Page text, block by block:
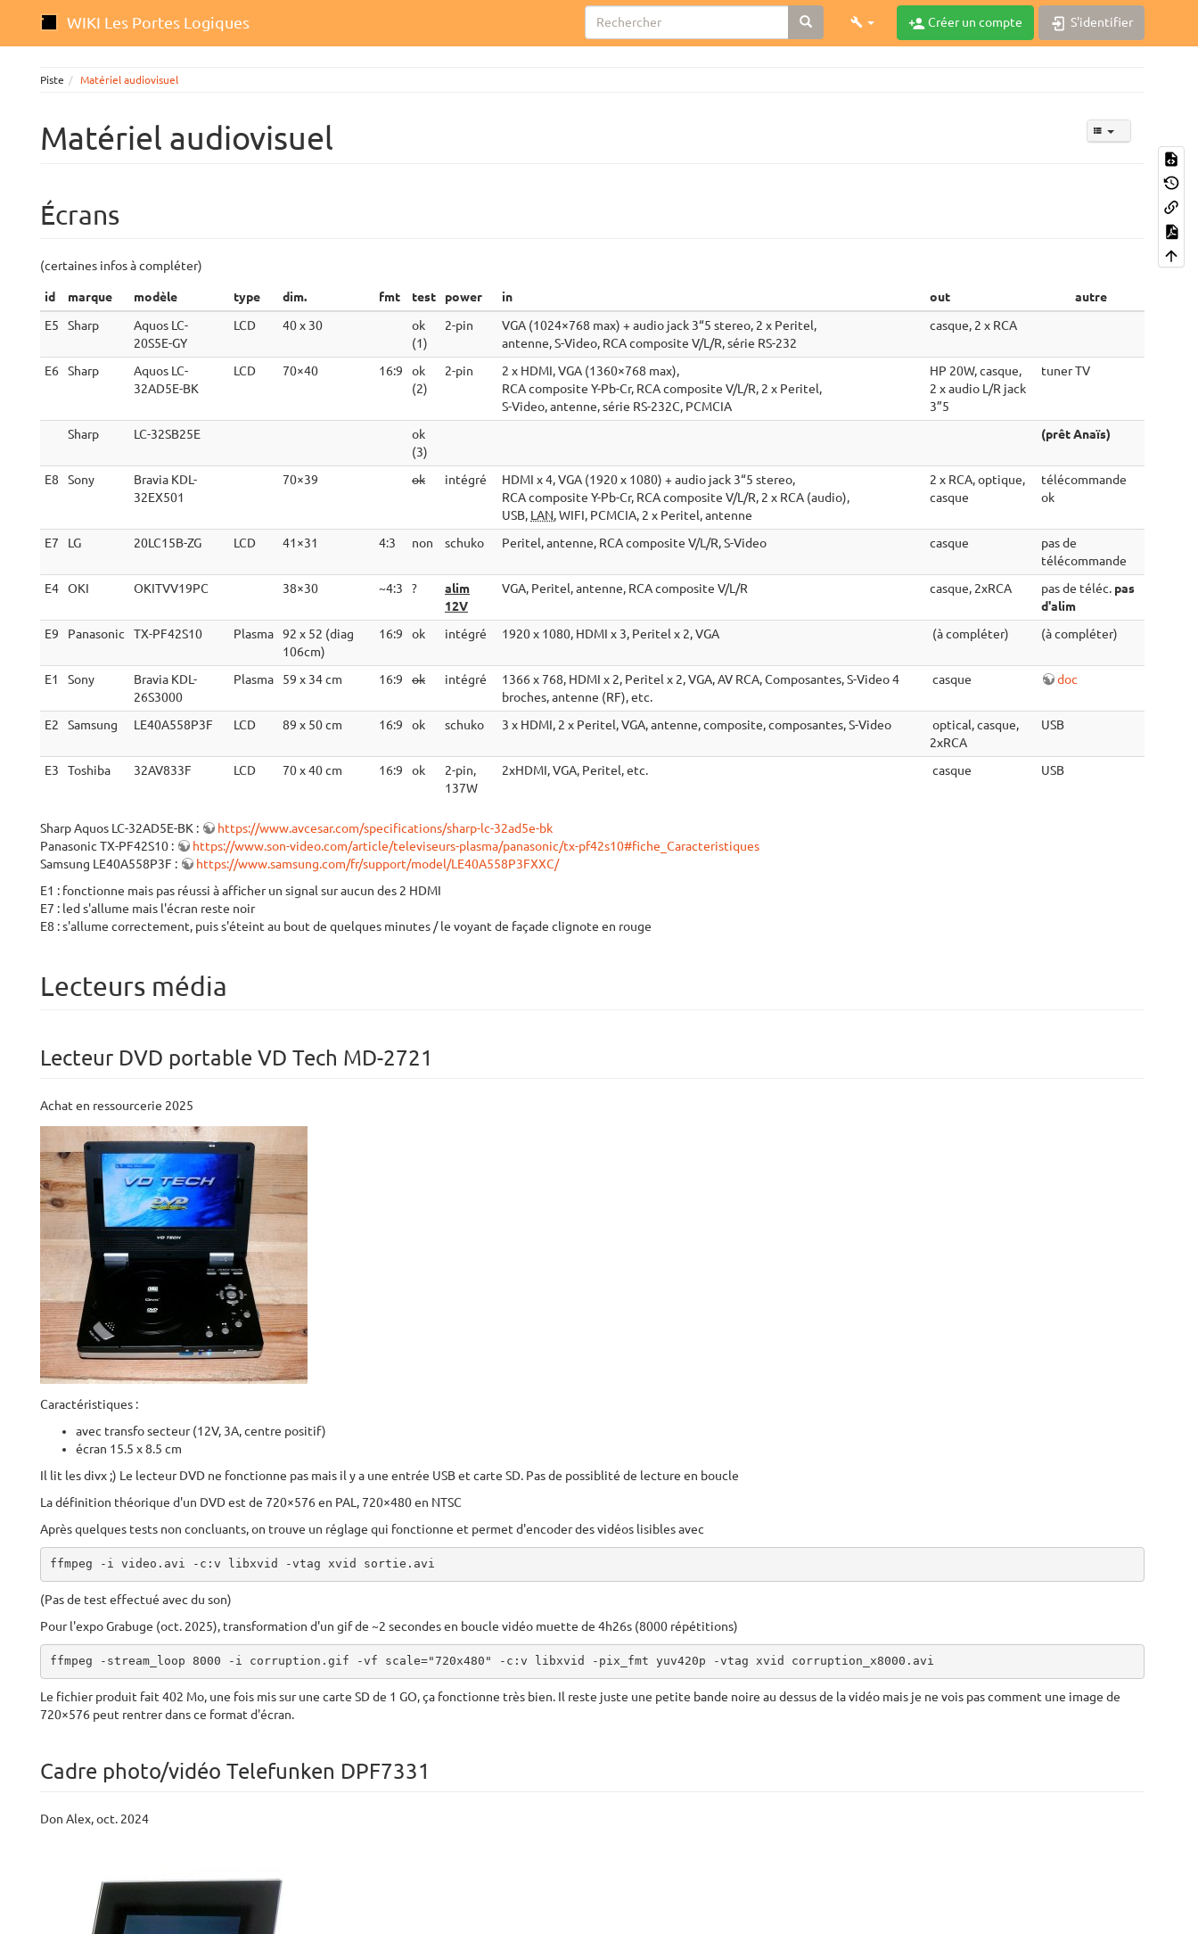
WIKI Les Portes Logiques Créer un compte S'identifier
Piste Matériel audiovisuel
Matériel audiovisuel
Écrans
(certaines infos à compléter)
id marque modèle type dim. fmt test power in out
autre
E5
Sharp
Aquos LC-
20S5E-GY
LCD 40 x 30
ok
(1)
2-pin
VGA (1024×768 max) + audio jack 3“5 stereo, 2 x Peritel,
antenne, S-Video, RCA composite V/L/R, série RS-232
casque, 2 x RCA
E6 Sharp
Aquos LC-
32AD5E-BK
LCD 70×40 16:9
ok
(2)
2-pin
2 x HDMI, VGA (1360×768 max),
RCA composite Y-Pb-Cr, RCA composite V/L/R, 2 x Peritel,
S-Video, antenne, série RS-232C, PCMCIA
HP 20W, casque,
2 x audio L/R jack
3”5
tuner TV
Sharp LC-32SB25E
ok
(3)
(prêt Anaïs)
E8 Sony
Bravia KDL-
32EX501
70×39 ok intégré
HDMI x 4, VGA (1920 x 1080) + audio jack 3“5 stereo,
RCA composite Y-Pb-Cr, RCA composite V/L/R, 2 x RCA (audio),
USB, LAN, WIFI, PCMCIA, 2 x Peritel, antenne
2 x RCA, optique,
casque
télécommande
ok
E7 LG 20LC15B-ZG LCD 41×31 4:3 non schuko Peritel, antenne, RCA composite V/L/R, S-Video casque
pas de
télécommande
E4
OKI OKITVV19PC 38×30 ~4:3 ?
alim
12V
VGA, Peritel, antenne, RCA composite V/L/R casque, 2xRCA pas de téléc. pas
d'alim
E9
Panasonic TX-PF42S10 Plasma
92 x 52 (diag
106cm)
16:9 ok intégré 1920 x 1080, HDMI x 3, Peritel x 2, VGA (à compléter) (à compléter)
E1 Sony
Bravia KDL-
26S3000
Plasma 59 x 34 cm 16:9 ok intégré
1366 x 768, HDMI x 2, Peritel x 2, VGA, AV RCA, Composantes, S-Video 4
broches, antenne (RF), etc.
casque doc
E2 Samsung LE40A558P3F LCD 89 x 50 cm 16:9 ok schuko 3 x HDMI, 2 x Peritel, VGA, antenne, composite, composantes, S-Video
optical, casque,
2xRCA
USB
E3 Toshiba 32AV833F LCD 70 x 40 cm 16:9 ok
2-pin,
137W
2xHDMI, VGA, Peritel, etc. casque USB
Sharp Aquos LC-32AD5E-BK :
https://www.avcesar.com/specifications/sharp-lc-32ad5e-bk
Panasonic TX-PF42S10 :
https://www.son-video.com/article/televiseurs-plasma/panasonic/tx-pf42s10#fiche_Caracteristiques
Samsung LE40A558P3F :
https://www.samsung.com/fr/support/model/LE40A558P3FXXC/
E1 : fonctionne mais pas réussi à afficher un signal sur aucun des 2 HDMI
E7 : led s'allume mais l'écran reste noir
E8 : s'allume correctement, puis s'éteint au bout de quelques minutes / le voyant de façade clignote en rouge
Lecteurs média
Lecteur DVD portable VD Tech MD-2721
Achat en ressourcerie 2025
Caractéristiques :
avec transfo secteur (12V, 3A, centre positif)
écran 15.5 x 8.5 cm
Il lit les divx ;) Le lecteur DVD ne fonctionne pas mais il y a une entrée USB et carte SD. Pas de possiblité de lecture en boucle
La définition théorique d'un DVD est de 720×576 en PAL, 720×480 en NTSC
Après quelques tests non concluants, on trouve un réglage qui fonctionne et permet d'encoder des vidéos lisibles avec
ffmpeg -i video.avi -c:v libxvid -vtag xvid sortie.avi
(Pas de test effectué avec du son)
Pour l'expo Grabuge (oct. 2025), transformation d'un gif de ~2 secondes en boucle vidéo muette de 4h26s (8000 répétitions)
ffmpeg -stream_loop 8000 -i corruption.gif -vf scale="720x480" -c:v libxvid -pix_fmt yuv420p -vtag xvid corruption_x8000.avi
Le fichier produit fait 402 Mo, une fois mis sur une carte SD de 1 GO, ça fonctionne très bien. Il reste juste une petite bande noire au dessus de la vidéo mais je ne vois pas comment une image de
720×576 peut rentrer dans ce format d'écran.
Cadre photo/vidéo Telefunken DPF7331
Don Alex, oct. 2024